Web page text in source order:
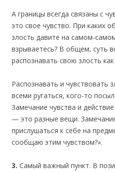
А границы всегда связаны с
это свое чувство. При каких
злость давите на самом-
взрываетесь? В общем, суть
распознавать свою злость
Распознавать и чувствовать
всеми ругаться, кого-то
Замечание чувства и
— это разные вещи.
прислушаться к себе на
сообщаю этим чувством?».
3. Самый важный пункт. В